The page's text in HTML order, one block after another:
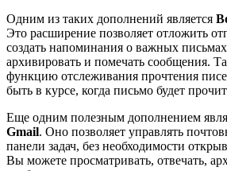
Одним из таких дополнений является
Это расширение позволяет отложить
создать напоминания о важных
архивировать и помечать сообщения.
функцию отслеживания прочтения
быть в курсе, когда письмо будет
Еще одним полезным дополнением
Gmail. Оно позволяет управлять
панели задач, без необходимости
Вы можете просматривать, отвечать,